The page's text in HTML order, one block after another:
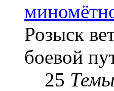
Розыск
боевой
25 Темы